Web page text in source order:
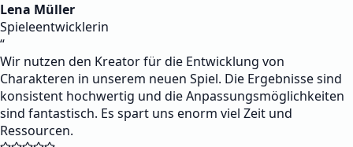
Lena Müller
Spieleentwicklerin
“
Wir nutzen den Kreator für die Entwicklung von
Charakteren in unserem neuen Spiel. Die Ergebnisse sind
konsistent hochwertig und die Anpassungsmöglichkeiten
sind fantastisch. Es spart uns enorm viel Zeit und
Ressourcen.